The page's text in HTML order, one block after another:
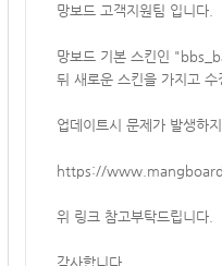
망보드 고객지원팀 입니다.
망보드 기본 스킨인
뒤 새로운 스킨을 가지고 수
업데이트시 문제가 발생하
https://
위 링크 참고부탁드립니다.
감사합니다.